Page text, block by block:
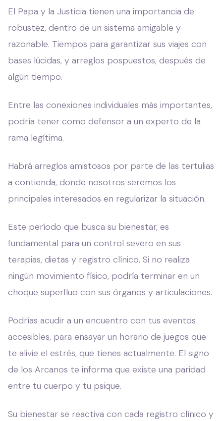
El Papa y la Justicia tienen una importancia de
robustez, dentro de un sistema amigable y
razonable. Tiempos para garantizar sus viajes con
bases lúcidas, y arreglos pospuestos, después de
algún tiempo.
Entre las conexiones individuales más importantes,
podría tener como defensor a un experto de la
rama legítima.
Habrá arreglos amistosos por parte de las tertulias
a contienda, donde nosotros seremos los
principales interesados en regularizar la situación.
Este período que busca su bienestar, es
fundamental para un control severo en sus
terapias, dietas y registro clínico. Si no realiza
ningún movimiento físico, podría terminar en un
choque superfluo con sus órganos y articulaciones.
Podrías acudir a un encuentro con tus eventos
accesibles, para ensayar un horario de juegos que
te alivie el estrés, que tienes actualmente. El signo
de los Arcanos te informa que existe una paridad
entre tu cuerpo y tu psique.
Su bienestar se reactiva con cada registro clínico y